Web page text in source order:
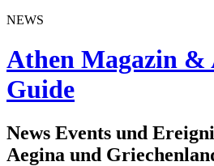
NEWS
Athen Magazin &
Guide
News Events und
Aegina und